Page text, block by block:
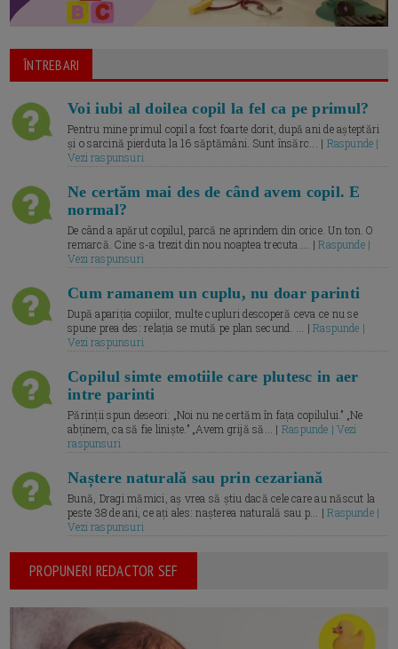
ÎNTREBARI
Voi iubi al doilea copil la fel ca pe primul?
Pentru mine primul copil a fost foarte dorit, după ani de așteptări
și o sarcină pierduta la 16 săptămâni. Sunt însărc... | Raspunde |
Vezi raspunsuri
Ne certăm mai des de când avem copil. E
normal?
De când a apărut copilul, parcă ne aprindem din orice. Un ton. O
remarcă. Cine s-a trezit din nou noaptea trecuta.... |Raspunde |
Vezi raspunsuri
Cum ramanem un cuplu, nu doar parinti
După apariția copiilor, multe cupluri descoperă ceva ce nu se
spune prea des: relația se mută pe plan secund. ... |Raspunde |
Vezi raspunsuri
Copilul simte emotiile care plutesc in aer
intre parinti
Părinții spun deseori: „Noi nu ne certăm în fața copilului.” „Ne
abținem, ca să fie liniște.” „Avem grijă să... | Raspunde | Vezi
raspunsuri
Naștere naturală sau prin cezariană
Bună, Dragi mămici, aș vrea să știu dacă cele care au născut la
peste 38 de ani, ce ați ales: nașterea naturală sau p... |Raspunde |
Vezi raspunsuri
PROPUNERI REDACTOR SEF